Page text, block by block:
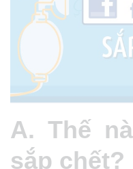
A. Thế
sắp chết?